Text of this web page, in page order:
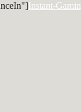
Instant-